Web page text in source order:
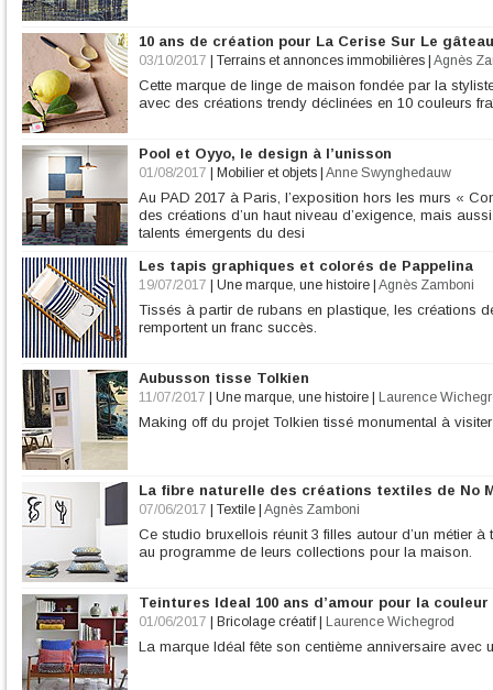
10 ans de création pour La Cerise Sur Le
03/10/2017 Terrains et annonces immobilières Agnès
Cette marque de linge de maison fondée par la
avec des créations trendy déclinées en 10 couleurs
Pool et Oyyo, le design à l’unisson
01/08/2017 Mobilier et objets Anne Swynghedauw
Au PAD 2017 à Paris, l’exposition hors les murs «
des créations d’un haut niveau d’exigence, mais
talents émergents du desi
Les tapis graphiques et colorés de Pappelina
19/07/2017 Une marque, une histoire Agnès Zamboni
Tissés à partir de rubans en plastique, les créations
remportent un franc succès.
Aubusson tisse Tolkien
11/07/2017 Une marque, une histoire Laurence
Making off du projet Tolkien tissé monumental à
La fibre naturelle des créations textiles de No
07/06/2017 Textile Agnès Zamboni
Ce studio bruxellois réunit 3 filles autour d’un métier
au programme de leurs collections pour la maison.
Teintures Ideal 100 ans d’amour pour la couleur
01/06/2017 Bricolage créatif| Laurence Wichegrod
La marque Idéal fête son centième anniversaire avec